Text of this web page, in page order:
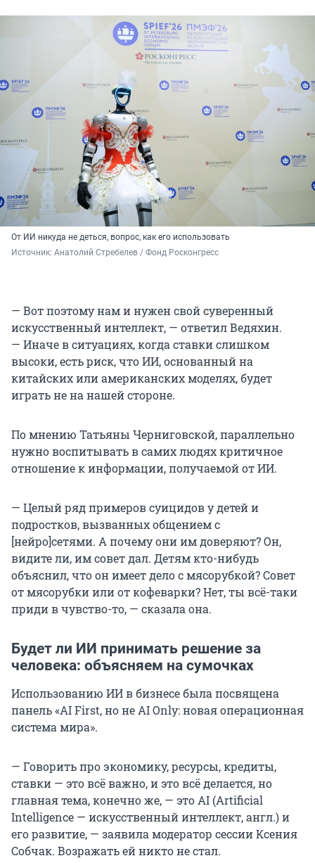
От ИИ никуда не деться, вопрос, как его использовать
Источник: Анатолий Стребелев / Фонд Росконгресс
— Вот поэтому нам и нужен свой суверенный
искусственный интеллект, — ответил Ведяхин.
— Иначе в ситуациях, когда ставки слишком
высоки, есть риск, что ИИ, основанный на
китайских или американских моделях, будет
играть не на нашей стороне.
По мнению Татьяны Черниговской, параллельно
нужно воспитывать в самих людях критичное
отношение к информации, получаемой от ИИ.
— Целый ряд примеров суицидов у детей и
подростков, вызванных общением с
[нейро]сетями. А почему они им доверяют? Он,
видите ли, им совет дал. Детям кто-нибудь
объяснил, что он имеет дело с мясорубкой? Совет
от мясорубки или от кофеварки? Нет, ты всё-таки
приди в чувство-то, — сказала она.
Будет ли ИИ принимать решение за
человека: объясняем на сумочках
Использованию ИИ в бизнесе была посвящена
панель «AI First, но не AI Only: новая операционная
система мира».
— Говорить про экономику, ресурсы, кредиты,
ставки — это всё важно, и это всё делается, но
главная тема, конечно же, — это AI (Artificial
Intelligence — искусственный интеллект, англ.) и
его развитие, — заявила модератор сессии Ксения
Собчак. Возражать ей никто не стал.